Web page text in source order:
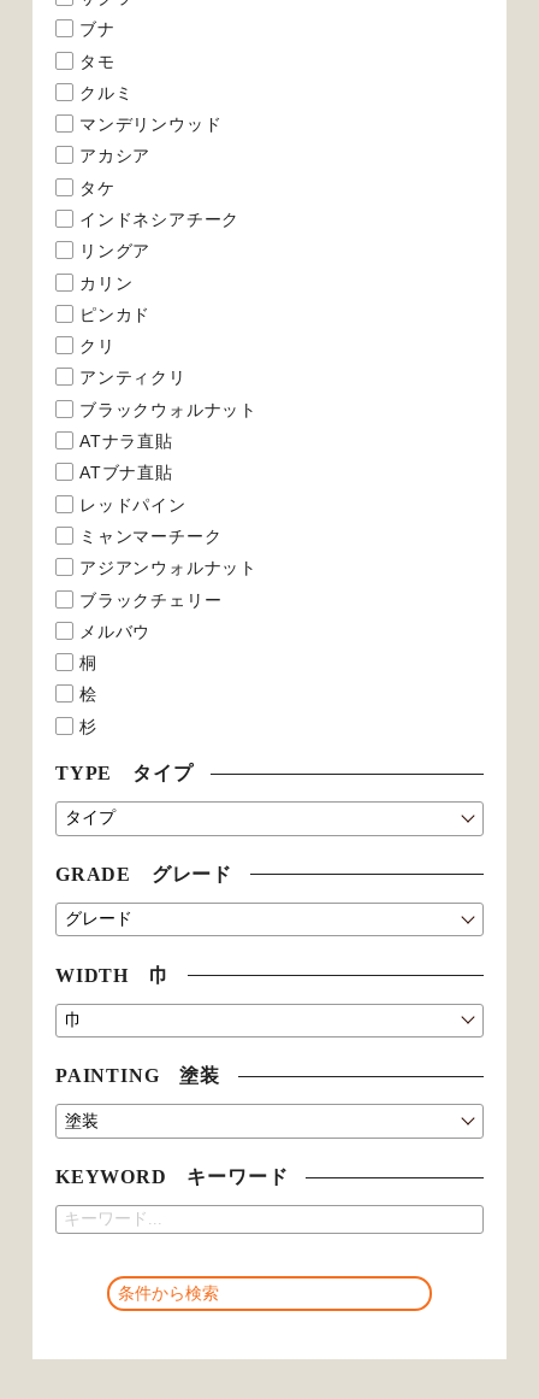
ブナ
タモ
クルミ
マンデリンウッド
アカシア
タケ
インドネシアチーク
リングア
カリン
ピンカド
クリ
アンティクリ
ブラックウォルナット
ATナラ直貼
ATブナ直貼
レッドパイン
ミャンマーチーク
アジアンウォルナット
ブラックチェリー
メルバウ
桐
桧
杉
TYPE タイプ
GRADE グレード
WIDTH 巾
PAINTING 塗装
KEYWORD キーワード